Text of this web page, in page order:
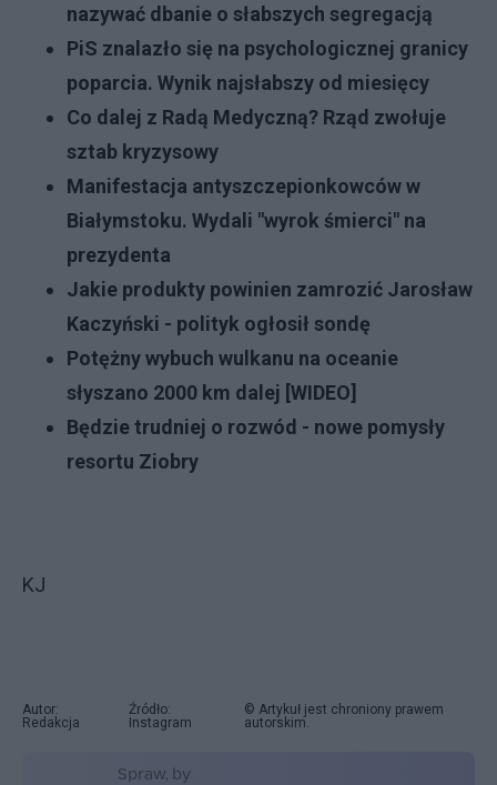
nazywać dbanie o słabszych segregacją
PiS znalazło się na psychologicznej granicy
poparcia. Wynik najsłabszy od miesięcy
Co dalej z Radą Medyczną? Rząd zwołuje
sztab kryzysowy
Manifestacja antyszczepionkowców w
Białymstoku. Wydali "wyrok śmierci" na
prezydenta
Jakie produkty powinien zamrozić Jarosław
Kaczyński - polityk ogłosił sondę
Potężny wybuch wulkanu na oceanie
słyszano 2000 km dalej [WIDEO]
Będzie trudniej o rozwód - nowe pomysły
resortu Ziobry
KJ
Autor:
Redakcja
Źródło:
Instagram
© Artykuł jest chroniony prawem
autorskim.